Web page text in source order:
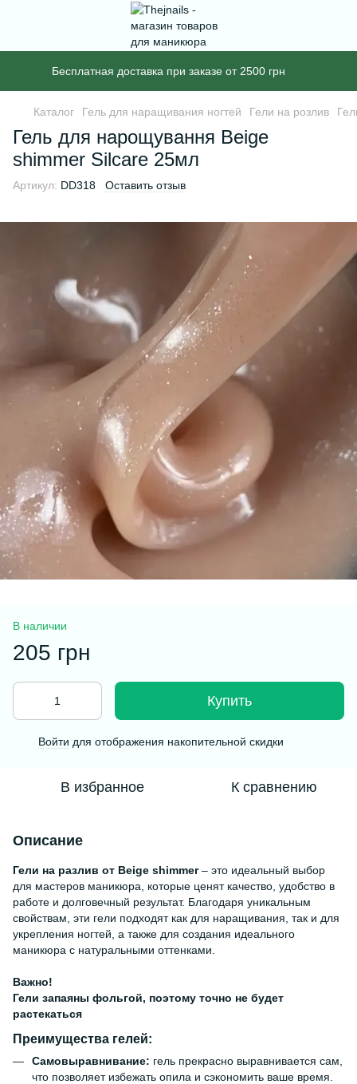
Бесплатная доставка при заказе от 2500 грн
Каталог Гель для наращивания ногтей Гели на розлив
Гель для нарощування Beige
shimmer Silcare 25мл
Артикул: DD318 Оставить отзыв
В наличии
205 грн
Купить
Войти для отображения накопительной скидки
В избранное К сравнению
Описание
Гели на разлив от Beige shimmer– это идеальный выбор
для мастеров маникюра, которые ценят качество, удобство в
работе и долговечный результат. Благодаря уникальным
свойствам, эти гели подходят как для наращивания, так и для
укрепления ногтей, а также для создания идеального
маникюра с натуральными оттенками.
Важно!
Гели запаяны фольгой, поэтому точно не будет
растекаться
Преимущества гелей:
Самовыравнивание: гель прекрасно выравнивается сам,
что позволяет избежать опила и сэкономить ваше время.